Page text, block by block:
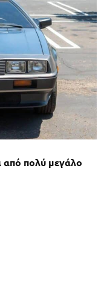
από πολύ μεγάλο